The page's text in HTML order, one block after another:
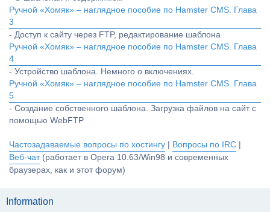
Ручной «Хомяк» – наглядное пособие по Hamster CMS. Глава
3
- Доступ к сайту через FTP, редактирование шаблона
Ручной «Хомяк» – наглядное пособие по Hamster CMS. Глава
4
- Устройство шаблона. Немного о включениях.
Ручной «Хомяк» – наглядное пособие по Hamster CMS. Глава
5
- Создание собственного шаблона. Загрузка файлов на сайт с
помощью WebFTP
Частозадаваемые вопросы по хостингу Вопросы по IRC
Веб-чат(работает в Opera 10.63/Win98 и современных
браузерах, как и этот форум)
Information